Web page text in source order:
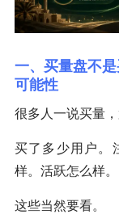
一、买量盘不
可能性
很多人一说买量，
买了多少用户。
样。活跃怎么样。
这些当然要看。